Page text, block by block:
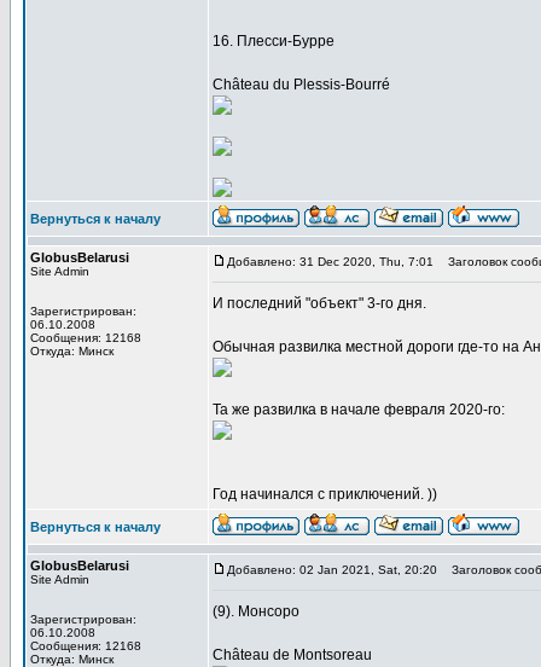
16. Плесси-Бурре
Château du Plessis-Bourré
Вернуться к началу
GlobusBelarusi
Site Admin
Зарегистрирован:
06.10.2008
Сообщения: 12168
Откуда: Минск
Добавлено: 31 Dec 2020, Thu, 7:01 Заголовок
И последний "объект" 3-го дня.
Обычная развилка местной дороги где-то на
Та же развилка в начале февраля 2020-го:
Год начинался с приключений. ))
Вернуться к началу
GlobusBelarusi
Site Admin
Зарегистрирован:
06.10.2008
Сообщения: 12168
Откуда: Минск
Добавлено: 02 Jan 2021, Sat, 20:20 Заголовок
(9). Монсоро
Château de Montsoreau